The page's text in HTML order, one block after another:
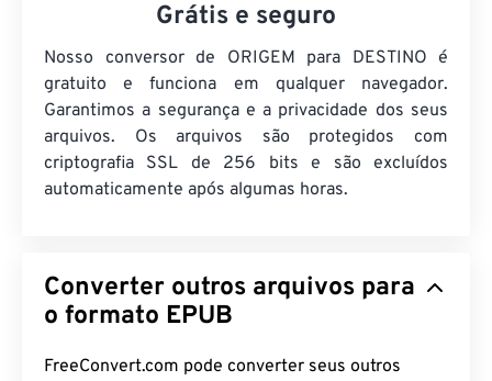
Grátis e seguro
Nosso conversor de ORIGEM para DESTINO é
gratuito e funciona em qualquer navegador.
Garantimos a segurança e a privacidade dos seus
arquivos. Os arquivos são protegidos com
criptografia SSL de 256 bits e são excluídos
automaticamente após algumas horas.
Converter outros arquivos para
o formato EPUB
FreeConvert.com pode converter seus outros